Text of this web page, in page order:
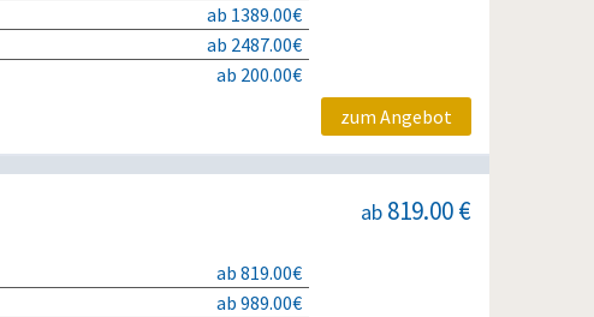
ab 1389.00€
ab 2487.00€
ab 200.00€
zum Angebot
ab 819.00 €
ab 819.00€
ab 989.00€